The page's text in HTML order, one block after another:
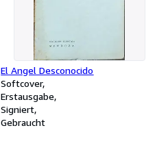
El Angel Desconocido
Softcover
Erstausgabe
Signiert
Gebraucht